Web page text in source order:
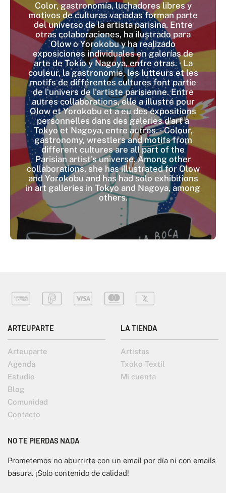
Color, gastronomía, luchadores libres y
motivos de culturas variadas forman parte
del universo de la artista parisina. Entre
otras colaboraciones, ha ilustrado para
Olow o Yorokobu y ha realizado
exposiciones individuales en galerías de
arte de Tokio y Nagoya, entre otras. · La
couleur, la gastronomie, les lutteurs et les
motifs de différentes cultures font partie
de l'univers de l'artiste parisienne. Entre
autres collaborations, elle a illustré pour
Olow et Yorokobu et a eu des expositions
personnelles dans des galeries d'art à
Tokyo et Nagoya, entre autres. · Colour,
gastronomy, wrestlers and motifs from
different cultures are all part of the
Parisian artist's universe. Among other
collaborations, she has illustrated for Olow
and Yorokobu and has had solo exhibitions
in art galleries in Tokyo and Nagoya, among
others.
ARTEUPARTE
Arteuparte
Agenda
Estudio
Blog
Comunidad
Contacto
LA TIENDA
Artistas
Txoko Textil
Mi cuenta
NO TE PIERDAS NADA
Prometemos no aburrirte con un email por día ni con emails
basura. ¡Solo contenido de calidad!